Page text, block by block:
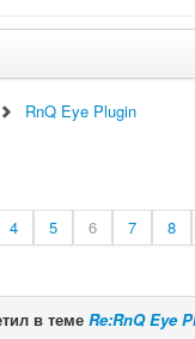
RnQ Eye Plugin
4 5 6 7 8
в теме Re:RnQ Eye